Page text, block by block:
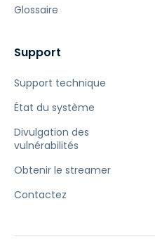
Glossaire
Support
Support technique
État du système
Divulgation des
vulnérabilités
Obtenir le streamer
Contactez